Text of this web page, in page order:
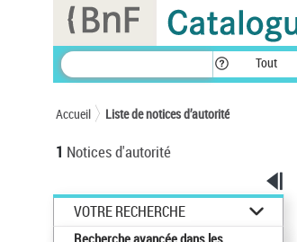
Tout
Accueil Liste de notices d’autorité
1 Notices d'autorité
VOTRE RECHERCHE
Panneau de gestion des cookies